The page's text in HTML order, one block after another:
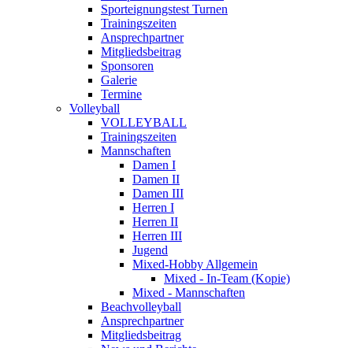
Sporteignungstest Turnen
Trainingszeiten
Ansprechpartner
Mitgliedsbeitrag
Sponsoren
Galerie
Termine
Volleyball
VOLLEYBALL
Trainingszeiten
Mannschaften
Damen I
Damen II
Damen III
Herren I
Herren II
Herren III
Jugend
Mixed-Hobby Allgemein
Mixed - In-Team (Kopie)
Mixed - Mannschaften
Beachvolleyball
Ansprechpartner
Mitgliedsbeitrag